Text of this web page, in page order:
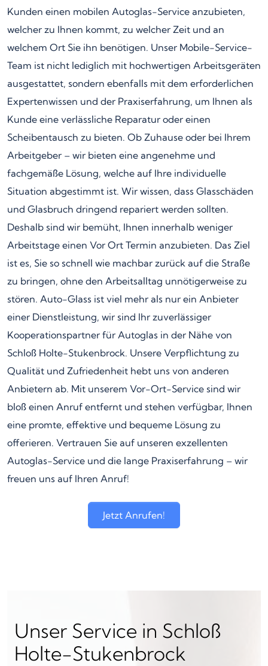
Kunden einen mobilen Autoglas-Service anzubieten,
welcher zu Ihnen kommt, zu welcher Zeit und an
welchem Ort Sie ihn benötigen. Unser Mobile-Service-
Team ist nicht lediglich mit hochwertigen Arbeitsgeräten
ausgestattet, sondern ebenfalls mit dem erforderlichen
Expertenwissen und der Praxiserfahrung, um Ihnen als
Kunde eine verlässliche Reparatur oder einen
Scheibentausch zu bieten. Ob Zuhause oder bei Ihrem
Arbeitgeber – wir bieten eine angenehme und
fachgemäße Lösung, welche auf Ihre individuelle
Situation abgestimmt ist. Wir wissen, dass Glasschäden
und Glasbruch dringend repariert werden sollten.
Deshalb sind wir bemüht, Ihnen innerhalb weniger
Arbeitstage einen Vor Ort Termin anzubieten. Das Ziel
ist es, Sie so schnell wie machbar zurück auf die Straße
zu bringen, ohne den Arbeitsalltag unnötigerweise zu
stören. Auto-Glass ist viel mehr als nur ein Anbieter
einer Dienstleistung, wir sind Ihr zuverlässiger
Kooperationspartner für Autoglas in der Nähe von
Schloß Holte-Stukenbrock. Unsere Verpflichtung zu
Qualität und Zufriedenheit hebt uns von anderen
Anbietern ab. Mit unserem Vor-Ort-Service sind wir
bloß einen Anruf entfernt und stehen verfügbar, Ihnen
eine promte, effektive und bequeme Lösung zu
offerieren. Vertrauen Sie auf unseren exzellenten
Autoglas-Service und die lange Praxiserfahrung – wir
freuen uns auf Ihren Anruf!
Jetzt Anrufen!
Unser Service in Schloß
Holte-Stukenbrock